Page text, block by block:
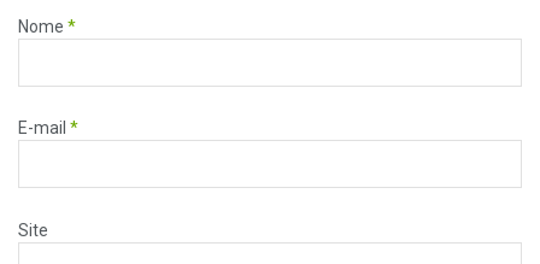
Nome *
E-mail *
Site